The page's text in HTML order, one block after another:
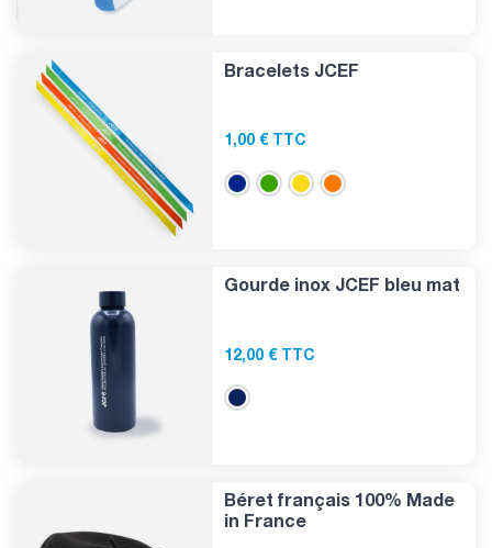
Bracelets JCEF
1,00 € TTC
Gourde inox JCEF bleu mat
12,00 € TTC
Béret français 100% Made
in France